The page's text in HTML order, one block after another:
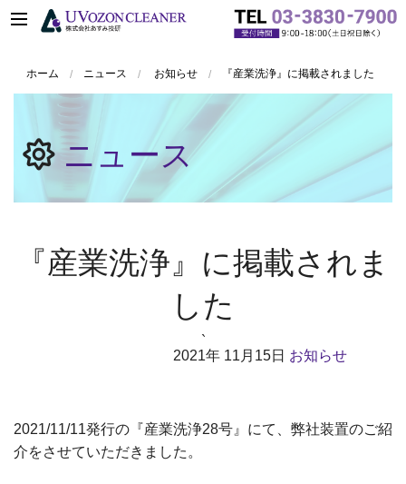
ホーム ニュース お知らせ 『産業洗浄』に掲載されました
ニュース
『産業洗浄』に掲載されま
した
`
2021年 11月15日 お知らせ
2021/11/11発行の『産業洗浄28号』にて、弊社装置のご紹
介をさせていただきました。